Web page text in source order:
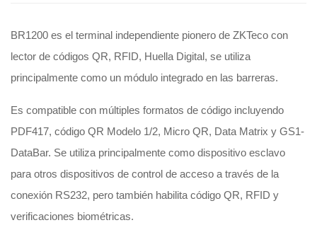
BR1200 es el terminal independiente pionero de ZKTeco con
lector de códigos QR, RFID, Huella Digital, se utiliza
principalmente como un módulo integrado en las barreras.
Es compatible con múltiples formatos de código incluyendo
PDF417, código QR Modelo 1/2, Micro QR, Data Matrix y GS1-
DataBar. Se utiliza principalmente como dispositivo esclavo
para otros dispositivos de control de acceso a través de la
conexión RS232, pero también habilita código QR, RFID y
verificaciones biométricas.